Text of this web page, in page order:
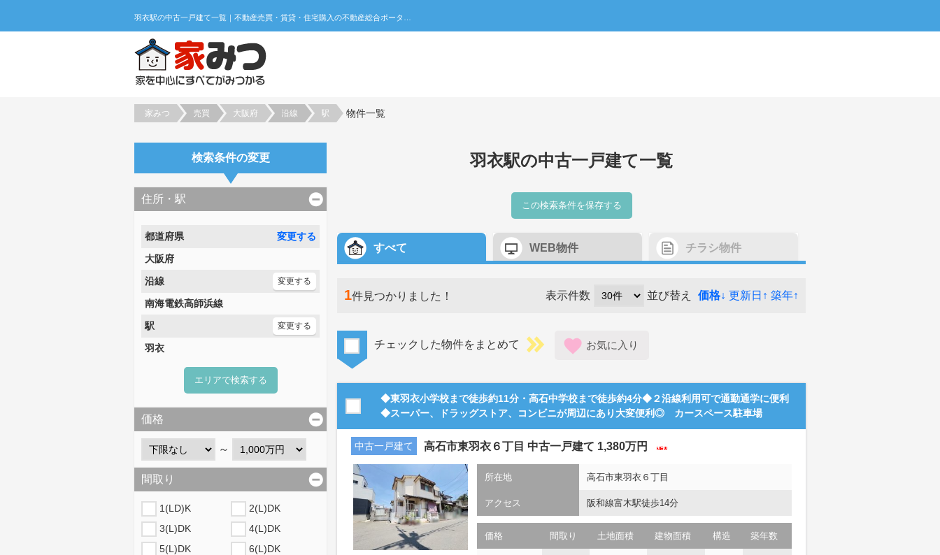
家みつ 売買 大阪府 沿線 駅 物件一覧
検索条件の変更
住所・駅
都道府県
変更する
大阪府
沿線
変更する
南海電鉄高師浜線
駅
変更する
羽衣
エリアで検索する
価格
～
間取り
1(LD)K
2(L)DK
3(L)DK
4(L)DK
5(L)DK
6(L)DK
羽衣駅の中古一戸建て一覧
この検索条件を保存する
すべて WEB物件 チラシ物件
1件見つかりました！ 表示件数 並び替え 価格↓ 更新日↑ 築年↑
チェックした物件をまとめて お気に入り
◆東羽衣小学校まで徒歩約11分・高石中学校まで徒歩約4分◆２沿線利用可で通勤通学に便利
◆スーパー、ドラッグストア、コンビニが周辺にあり大変便利◎ カースペース駐車場
中古一戸建て 高石市東羽衣６丁目 中古一戸建て 1,380万円
所在地 高石市東羽衣６丁目
アクセス 阪和線富木駅徒歩14分
価格 間取り 土地面積 建物面積 構造 築年数